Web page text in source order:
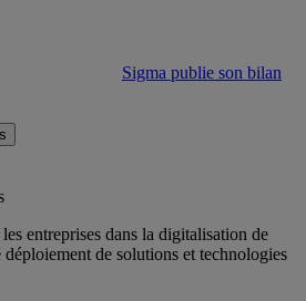
Sigma publie son bilan
entreprises dans la digitalisation de
déploiement de solutions et technologies